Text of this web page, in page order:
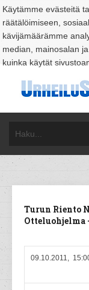
Käytämme evästeitä
räätälöimiseen,
kävijämäärämme
median, mainosalan
kuinka käytät
Turun Riento
Otteluohjelma
09.10.2011,